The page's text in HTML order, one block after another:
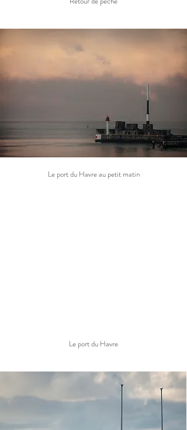
Le port du Havre au petit matin
Le port du Havre